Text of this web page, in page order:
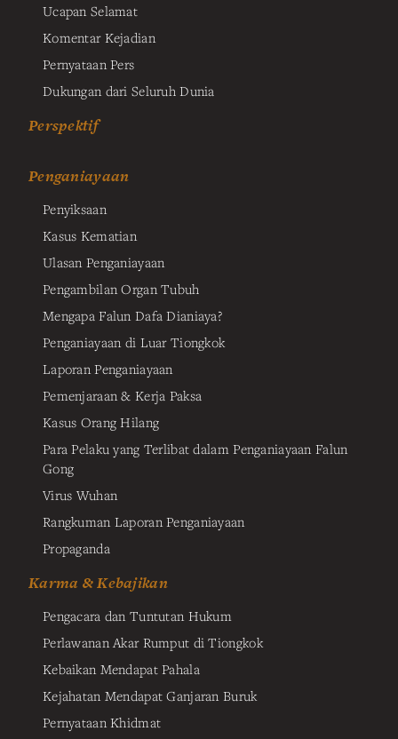
Ucapan Selamat
Komentar Kejadian
Pernyataan Pers
Dukungan dari Seluruh Dunia
Perspektif
Penganiayaan
Penyiksaan
Kasus Kematian
Ulasan Penganiayaan
Pengambilan Organ Tubuh
Mengapa Falun Dafa Dianiaya?
Penganiayaan di Luar Tiongkok
Laporan Penganiayaan
Pemenjaraan & Kerja Paksa
Kasus Orang Hilang
Para Pelaku yang Terlibat dalam Penganiayaan Falun
Gong
Virus Wuhan
Rangkuman Laporan Penganiayaan
Propaganda
Karma & Kebajikan
Pengacara dan Tuntutan Hukum
Perlawanan Akar Rumput di Tiongkok
Kebaikan Mendapat Pahala
Kejahatan Mendapat Ganjaran Buruk
Pernyataan Khidmat